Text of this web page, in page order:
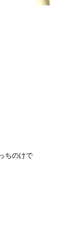
ちのけで